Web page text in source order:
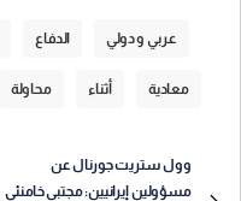
عربي و دولي الدفاع
معادية أثناء محاولة
وول ستريت جورنال عن
مسؤولين إيرانيين: مجتبى خامنئي